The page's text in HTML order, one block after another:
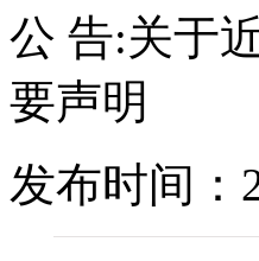
公 告:关于
要声明
发布时间：